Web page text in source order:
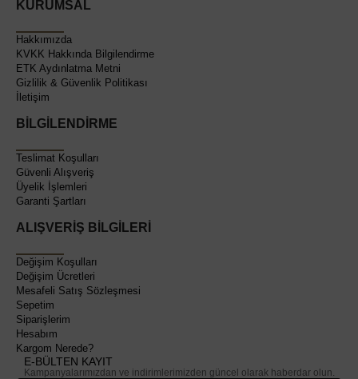
KURUMSAL
Hakkımızda
KVKK Hakkında Bilgilendirme
ETK Aydınlatma Metni
Gizlilik & Güvenlik Politikası
İletişim
BİLGİLENDİRME
Teslimat Koşulları
Güvenli Alışveriş
Üyelik İşlemleri
Garanti Şartları
ALIŞVERİŞ BİLGİLERİ
Değişim Koşulları
Değişim Ücretleri
Mesafeli Satış Sözleşmesi
Sepetim
Siparişlerim
Hesabım
Kargom Nerede?
E-BÜLTEN KAYIT
Kampanyalarımızdan ve indirimlerimizden güncel olarak haberdar olun.